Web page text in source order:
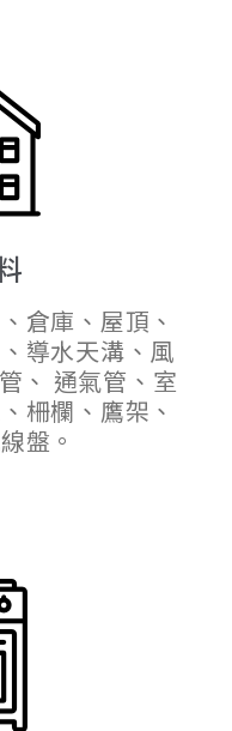
倉庫、屋頂、
導水天溝、風
、 通氣管、室
柵欄、鷹架、
盤。